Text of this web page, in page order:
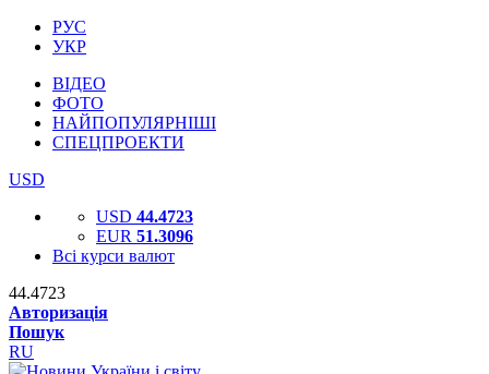
РУС
УКР
ВІДЕО
ФОТО
НАЙПОПУЛЯРНІШІ
СПЕЦПРОЕКТИ
USD
USD 44.4723
EUR 51.3096
Всі курси валют
44.4723
Авторизація
Пошук
RU